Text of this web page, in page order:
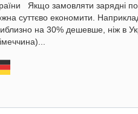
Якщо замовляти зарядні
суттєво економити.
на 30% дешевше, ніж в